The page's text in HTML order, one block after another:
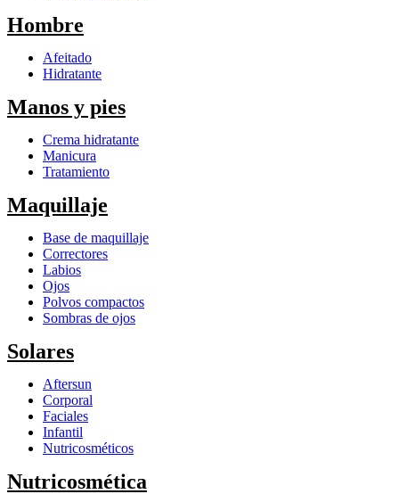
Hombre
Afeitado
Hidratante
Manos y pies
Crema hidratante
Manicura
Tratamiento
Maquillaje
Base de maquillaje
Correctores
Labios
Ojos
Polvos compactos
Sombras de ojos
Solares
Aftersun
Corporal
Faciales
Infantil
Nutricosméticos
Nutricosmética